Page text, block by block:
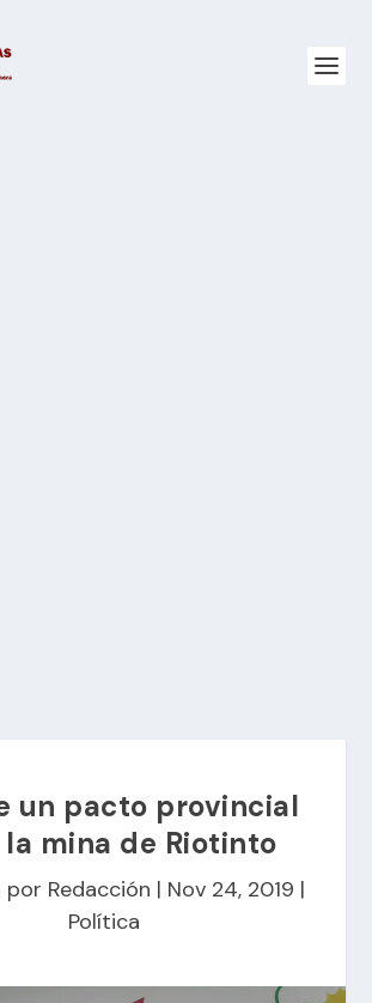
un pacto provincial
mina de Riotinto
por Redacción | Nov 24, 2019 |
Política